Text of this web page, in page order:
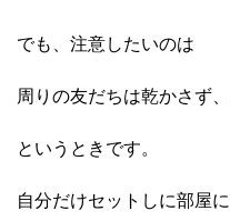
でも、注意したいのは
周りの友だちは乾かさず
というときです。
自分だけセットしに部屋